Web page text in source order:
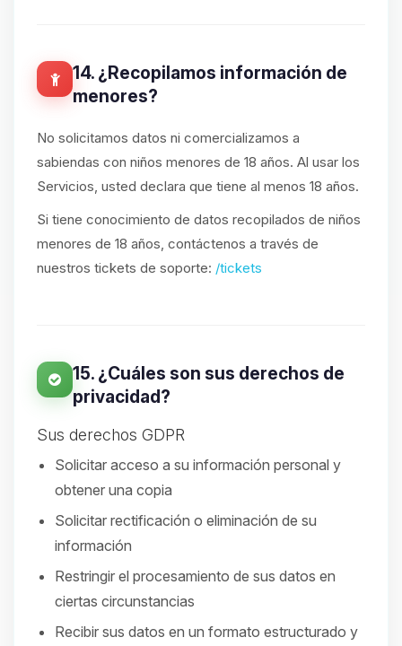
14. ¿Recopilamos información de
menores?
No solicitamos datos ni comercializamos a
sabiendas con niños menores de 18 años. Al usar los
Servicios, usted declara que tiene al menos 18 años.
Si tiene conocimiento de datos recopilados de niños
menores de 18 años, contáctenos a través de
nuestros tickets de soporte: /tickets
15. ¿Cuáles son sus derechos de
privacidad?
Sus derechos GDPR
Solicitar acceso a su información personal y
obtener una copia
Solicitar rectificación o eliminación de su
información
Restringir el procesamiento de sus datos en
ciertas circunstancias
Recibir sus datos en un formato estructurado y